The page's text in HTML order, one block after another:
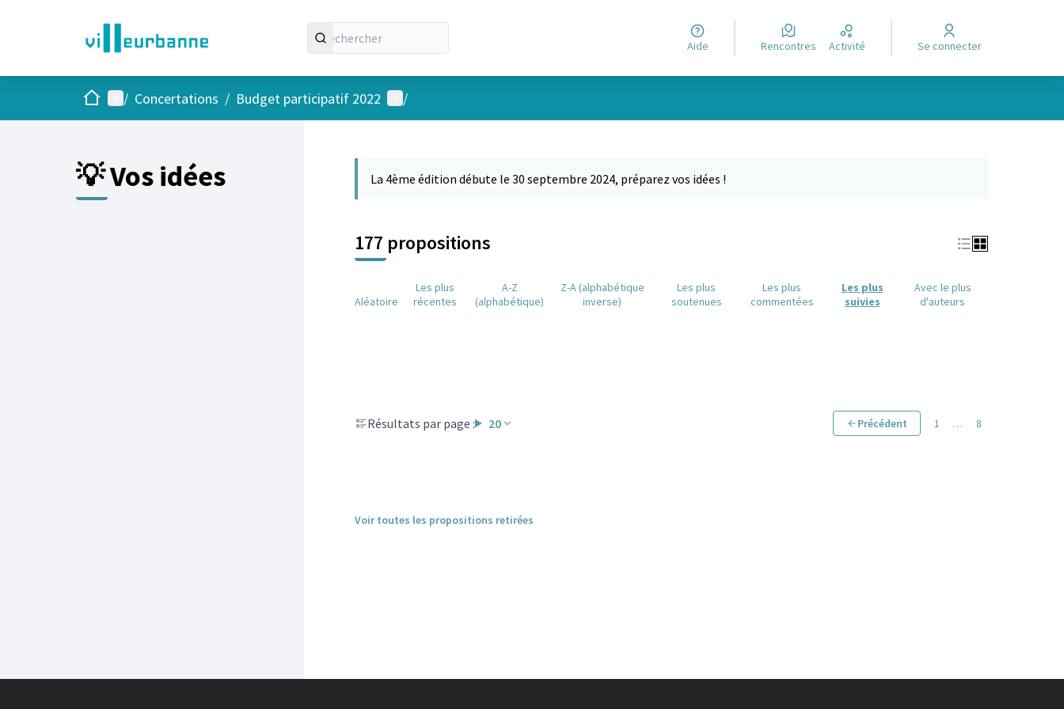
Aide Rencontres Activité Se connecter
AccueilMenu principal
/ Concertations / Budget participatif 2022 Menu utilisateur
/
💡 Vos idées La 4ème édition débute le 30 septembre 2024, préparez vos idées !
177 propositions
Aléatoire
Les plus
récentes
A-Z
(alphabétique)
Z-A (alphabétique
inverse)
Les plus
soutenues
Les plus
commentées
Les plus
suivies
Avec le plus
d'auteurs
Résultats par page : 20 Précédent 1 … 8
Voir toutes les propositions retirées